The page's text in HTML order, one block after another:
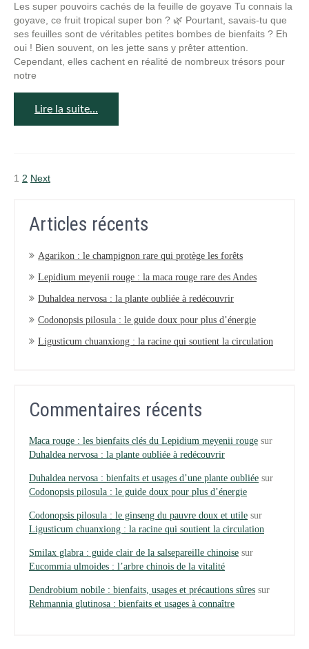
Les super pouvoirs cachés de la feuille de goyave Tu connais la
goyave, ce fruit tropical super bon ? 🌿 Pourtant, savais-tu que
ses feuilles sont de véritables petites bombes de bienfaits ? Eh
oui ! Bien souvent, on les jette sans y prêter attention.
Cependant, elles cachent en réalité de nombreux trésors pour
notre
Lire la suite…
Posts
1 2 Next
Articles récents
Agarikon : le champignon rare qui protège les forêts
Lepidium meyenii rouge : la maca rouge rare des Andes
Duhaldea nervosa : la plante oubliée à redécouvrir
Codonopsis pilosula : le guide doux pour plus d’énergie
Ligusticum chuanxiong : la racine qui soutient la circulation
Commentaires récents
Maca rouge : les bienfaits clés du Lepidium meyenii rouge sur
Duhaldea nervosa : la plante oubliée à redécouvrir
Duhaldea nervosa : bienfaits et usages d’une plante oubliée sur
Codonopsis pilosula : le guide doux pour plus d’énergie
Codonopsis pilosula : le ginseng du pauvre doux et utile sur
Ligusticum chuanxiong : la racine qui soutient la circulation
Smilax glabra : guide clair de la salsepareille chinoise sur
Eucommia ulmoides : l’arbre chinois de la vitalité
Dendrobium nobile : bienfaits, usages et précautions sûres sur
Rehmannia glutinosa : bienfaits et usages à connaître